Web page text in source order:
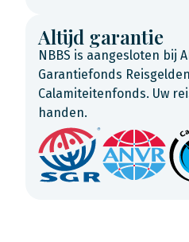
Altijd garantie
NBBS is aangesloten bij
Garantiefonds
Calamiteitenfonds. Uw
handen.